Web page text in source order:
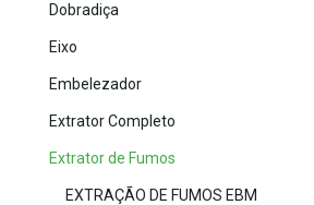
Dobradiça
Eixo
Embelezador
Extrator Completo
Extrator de Fumos
EXTRAÇÃO DE FUMOS EBM